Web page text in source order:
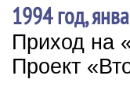
1994 год,
Приход на
Проект